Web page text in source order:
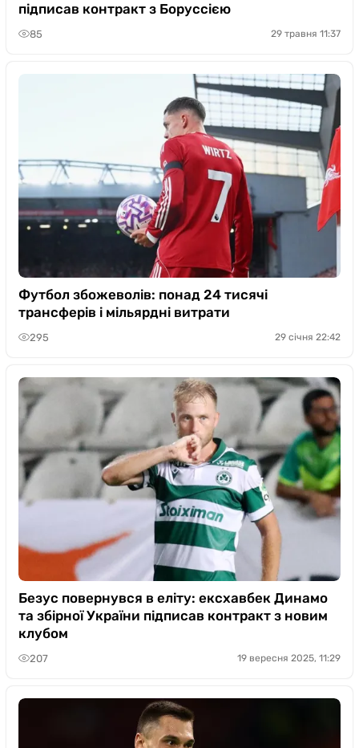
підписав контракт з Боруссією
85 29 травня 11:37
Футбол збожеволів: понад 24 тисячі
трансферів і мільярдні витрати
295 29 січня 22:42
Безус повернувся в еліту: ексхавбек Динамо
та збірної України підписав контракт з новим
клубом
207 19 вересня 2025, 11:29